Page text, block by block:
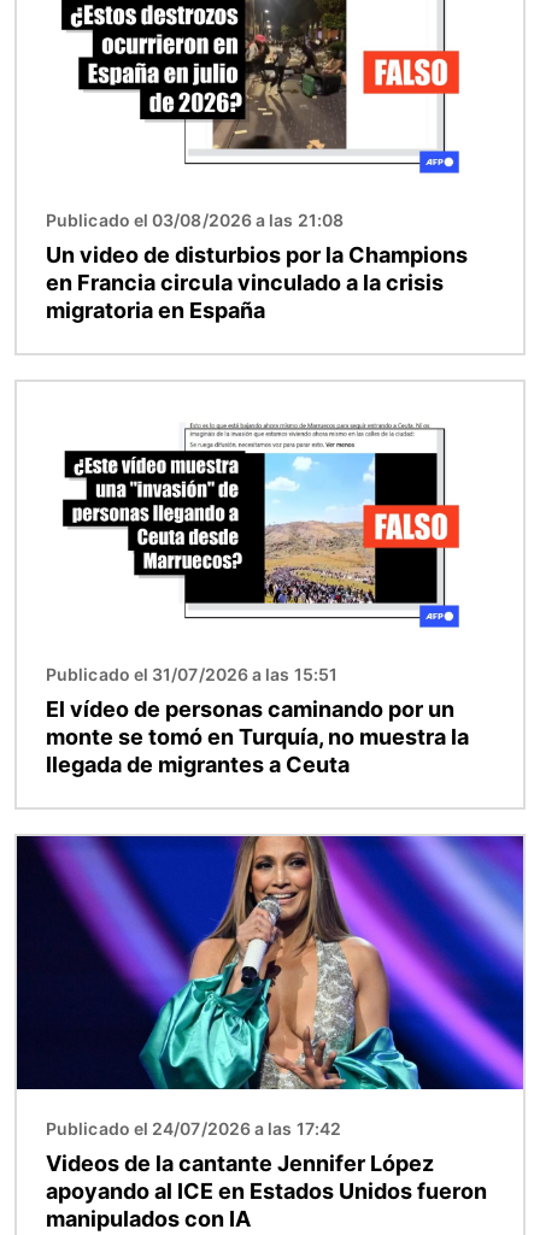
Publicado el 03/08/2026 a las 21:08
Un video de disturbios por la Champions
en Francia circula vinculado a la crisis
migratoria en España
Publicado el 31/07/2026 a las 15:51
El vídeo de personas caminando por un
monte se tomó en Turquía, no muestra la
llegada de migrantes a Ceuta
Imagen
Publicado el 24/07/2026 a las 17:42
Videos de la cantante Jennifer López
apoyando al ICE en Estados Unidos fueron
manipulados con IA